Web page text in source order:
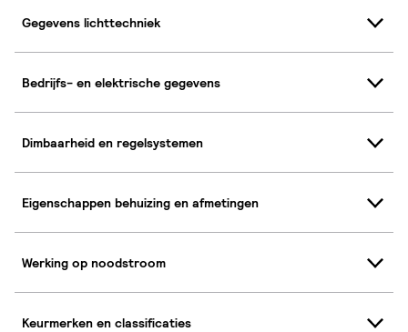
Gegevens lichttechniek
Bedrijfs- en elektrische gegevens
Dimbaarheid en regelsystemen
Eigenschappen behuizing en afmetingen
Werking op noodstroom
Keurmerken en classificaties